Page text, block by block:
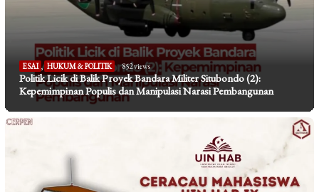
ESAI , HUKUM & POLITIK 852 views
Politik Licik di Balik Proyek Bandara Militer Situbondo (2):
Kepemimpinan Populis dan Manipulasi Narasi Pembangunan